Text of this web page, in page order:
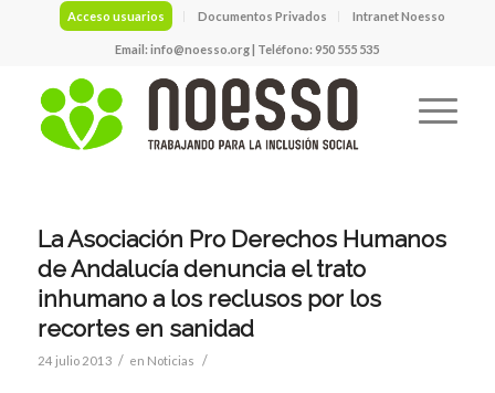
Acceso usuarios Documentos Privados Intranet Noesso
Email:info@noesso.org| Teléfono: 950 555 535
La Asociación Pro Derechos Humanos
de Andalucía denuncia el trato
inhumano a los reclusos por los
recortes en sanidad
24 julio 2013 / en Noticias /